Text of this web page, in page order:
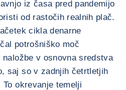
iz časa pred pandemijo
od rastočih realnih plač.
cikla denarne
potrošniško moč
naložbe v osnovna sredstva
saj so v zadnjih četrtletjih
okrevanje temelji